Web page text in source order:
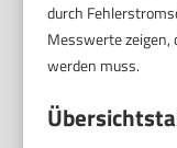
durch
Messwerte zeigen,
werden muss.